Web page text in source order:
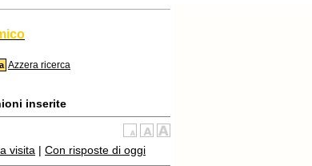
Azzera ricerca
inserite
visita | Con risposte di oggi